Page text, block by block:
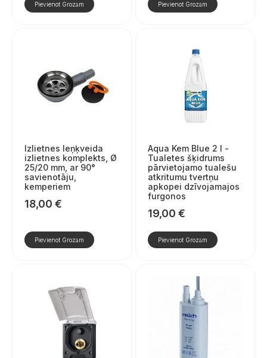
Pievienot Grozam Pievienot Grozam
Izlietnes leņķveida
izlietnes komplekts, Ø
25/20 mm, ar 90°
savienotāju,
kemperiem
18,00 €
Pievienot Grozam
Aqua Kem Blue 2 l -
Tualetes šķidrums
pārvietojamo tualešu
atkritumu tvertņu
apkopei dzīvojamajos
furgonos
19,00 €
Pievienot Grozam